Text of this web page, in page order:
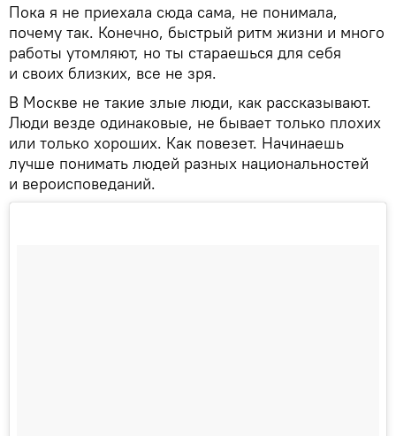
Пока я не приехала сюда сама, не понимала,
почему так. Конечно, быстрый ритм жизни и много
работы утомляют, но ты стараешься для себя
и своих близких, все не зря.
В Москве не такие злые люди, как рассказывают.
Люди везде одинаковые, не бывает только плохих
или только хороших. Как повезет. Начинаешь
лучше понимать людей разных национальностей
и вероисповеданий.